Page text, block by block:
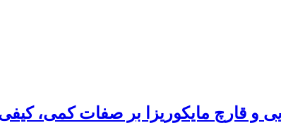
و قارچ مایکوریزا بر صفات کمی،